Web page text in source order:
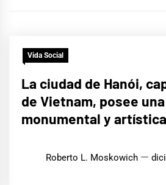
Vida Social
La ciudad de Hanói,
de Vietnam, posee
monumental y artística
Roberto L. Moskowich